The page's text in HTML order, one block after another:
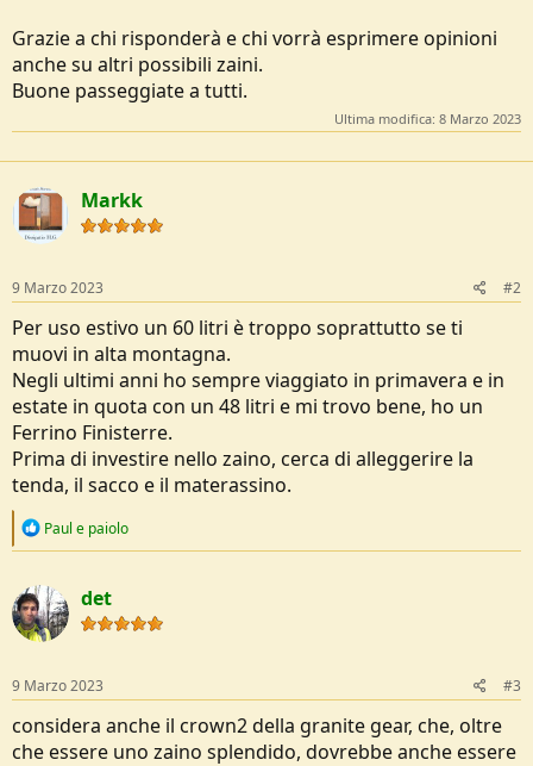
Grazie a chi risponderà e chi vorrà esprimere opinioni
anche su altri possibili zaini.
Buone passeggiate a tutti.
Ultima modifica: 8 Marzo 2023
Markk
9 Marzo 2023 #2
Per uso estivo un 60 litri è troppo soprattutto se ti
muovi in alta montagna.
Negli ultimi anni ho sempre viaggiato in primavera e in
estate in quota con un 48 litri e mi trovo bene, ho un
Ferrino Finisterre.
Prima di investire nello zaino, cerca di alleggerire la
tenda, il sacco e il materassino.
R
c
t
i
o
s
:
Paul e paiolo
det
9 Marzo 2023 #3
considera anche il crown2 della granite gear, che, oltre
che essere uno zaino splendido, dovrebbe anche essere